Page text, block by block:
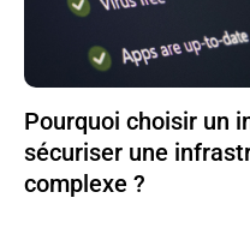
Pourquoi choisir un
sécuriser une
complexe ?